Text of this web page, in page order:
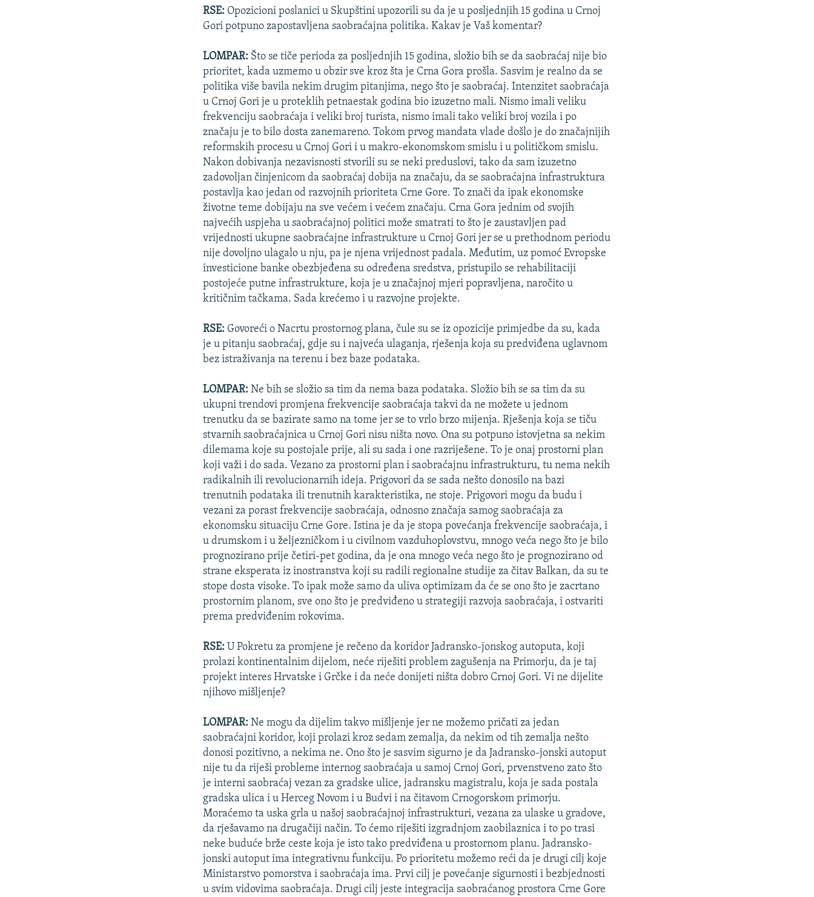
RSE: Opozicioni poslanici u Skupštini upozorili su da je u posljednjih 15 godina u Crnoj
Gori potpuno zapostavljena saobraćajna politika. Kakav je Vaš komentar?
LOMPAR: Što se tiče perioda za posljednjih 15 godina, složio bih se da saobraćaj nije bio
prioritet, kada uzmemo u obzir sve kroz šta je Crna Gora prošla. Sasvim je realno da se
politika više bavila nekim drugim pitanjima, nego što je saobraćaj. Intenzitet saobraćaja
u Crnoj Gori je u proteklih petnaestak godina bio izuzetno mali. Nismo imali veliku
frekvenciju saobraćaja i veliki broj turista, nismo imali tako veliki broj vozila i po
značaju je to bilo dosta zanemareno. Tokom prvog mandata vlade došlo je do značajnijih
reformskih procesu u Crnoj Gori i u makro-ekonomskom smislu i u političkom smislu.
Nakon dobivanja nezavisnosti stvorili su se neki preduslovi, tako da sam izuzetno
zadovoljan činjenicom da saobraćaj dobija na značaju, da se saobraćajna infrastruktura
postavlja kao jedan od razvojnih prioriteta Crne Gore. To znači da ipak ekonomske
životne teme dobijaju na sve većem i većem značaju. Crna Gora jednim od svojih
najvećih uspjeha u saobraćajnoj politici može smatrati to što je zaustavljen pad
vrijednosti ukupne saobraćajne infrastrukture u Crnoj Gori jer se u prethodnom periodu
nije dovoljno ulagalo u nju, pa je njena vrijednost padala. Međutim, uz pomoć Evropske
investicione banke obezbjeđena su određena sredstva, pristupilo se rehabilitaciji
postojeće putne infrastrukture, koja je u značajnoj mjeri popravljena, naročito u
kritičnim tačkama. Sada krećemo i u razvojne projekte.
RSE: Govoreći o Nacrtu prostornog plana, čule su se iz opozicije primjedbe da su, kada
je u pitanju saobraćaj, gdje su i najveća ulaganja, rješenja koja su predviđena uglavnom
bez istraživanja na terenu i bez baze podataka.
LOMPAR: Ne bih se složio sa tim da nema baza podataka. Složio bih se sa tim da su
ukupni trendovi promjena frekvencije saobraćaja takvi da ne možete u jednom
trenutku da se bazirate samo na tome jer se to vrlo brzo mijenja. Rješenja koja se tiču
stvarnih saobraćajnica u Crnoj Gori nisu ništa novo. Ona su potpuno istovjetna sa nekim
dilemama koje su postojale prije, ali su sada i one razriješene. To je onaj prostorni plan
koji važi i do sada. Vezano za prostorni plan i saobraćajnu infrastrukturu, tu nema nekih
radikalnih ili revolucionarnih ideja. Prigovori da se sada nešto donosilo na bazi
trenutnih podataka ili trenutnih karakteristika, ne stoje. Prigovori mogu da budu i
vezani za porast frekvencije saobraćaja, odnosno značaja samog saobraćaja za
ekonomsku situaciju Crne Gore. Istina je da je stopa povećanja frekvencije saobraćaja, i
u drumskom i u željezničkom i u civilnom vazduhoplovstvu, mnogo veća nego što je bilo
prognozirano prije četiri-pet godina, da je ona mnogo veća nego što je prognozirano od
strane eksperata iz inostranstva koji su radili regionalne studije za čitav Balkan, da su te
stope dosta visoke. To ipak može samo da uliva optimizam da će se ono što je zacrtano
prostornim planom, sve ono što je predviđeno u strategiji razvoja saobraćaja, i ostvariti
prema predviđenim rokovima.
RSE: U Pokretu za promjene je rečeno da koridor Jadransko-jonskog autoputa, koji
prolazi kontinentalnim dijelom, neće riješiti problem zagušenja na Primorju, da je taj
projekt interes Hrvatske i Grčke i da neće donijeti ništa dobro Crnoj Gori. Vi ne dijelite
njihovo mišljenje?
LOMPAR: Ne mogu da dijelim takvo mišljenje jer ne možemo pričati za jedan
saobraćajni koridor, koji prolazi kroz sedam zemalja, da nekim od tih zemalja nešto
donosi pozitivno, a nekima ne. Ono što je sasvim sigurno je da Jadransko-jonski autoput
nije tu da riješi probleme internog saobraćaja u samoj Crnoj Gori, prvenstveno zato što
je interni saobraćaj vezan za gradske ulice, jadransku magistralu, koja je sada postala
gradska ulica i u Herceg Novom i u Budvi i na čitavom Crnogorskom primorju.
Moraćemo ta uska grla u našoj saobraćajnoj infrastrukturi, vezana za ulaske u gradove,
da rješavamo na drugačiji način. To ćemo riješiti izgradnjom zaobilaznica i to po trasi
neke buduće brže ceste koja je isto tako predviđena u prostornom planu. Jadransko-
jonski autoput ima integrativnu funkciju. Po prioritetu možemo reći da je drugi cilj koje
Ministarstvo pomorstva i saobraćaja ima. Prvi cilj je povećanje sigurnosti i bezbjednosti
u svim vidovima saobraćaja. Drugi cilj jeste integracija saobraćanog prostora Crne Gore